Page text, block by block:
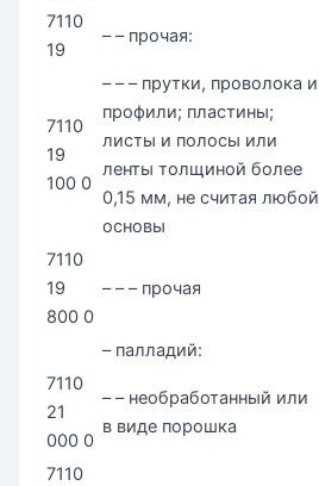
7110
19
– – прочая:
7110
19
100 0
– – – прутки, проволока и
профили; пластины;
листы и полосы или
ленты толщиной более
0,15 мм, не считая любой
основы
7110
19
800 0
– – – прочая
– палладий:
7110
21
000 0
– – необработанный или
в виде порошка
7110